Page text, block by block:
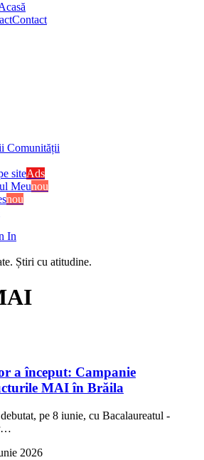
Contact
Comunității
siteAds
Meunou
nou
In
Știri cu atitudine.
a început: Campanie
MAI în Brăila
pe 8 iunie, cu Bacalaureatul -
…
2026